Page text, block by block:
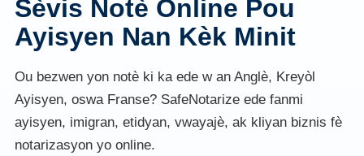
Sèvis Notè Online Pou
Ayisyen Nan Kèk Minit
Ou bezwen yon notè ki ka ede w an Anglè, Kreyòl
Ayisyen, oswa Franse? SafeNotarize ede fanmi
ayisyen, imigran, etidyan, vwayajè, ak kliyan biznis fè
notarizasyon yo online.